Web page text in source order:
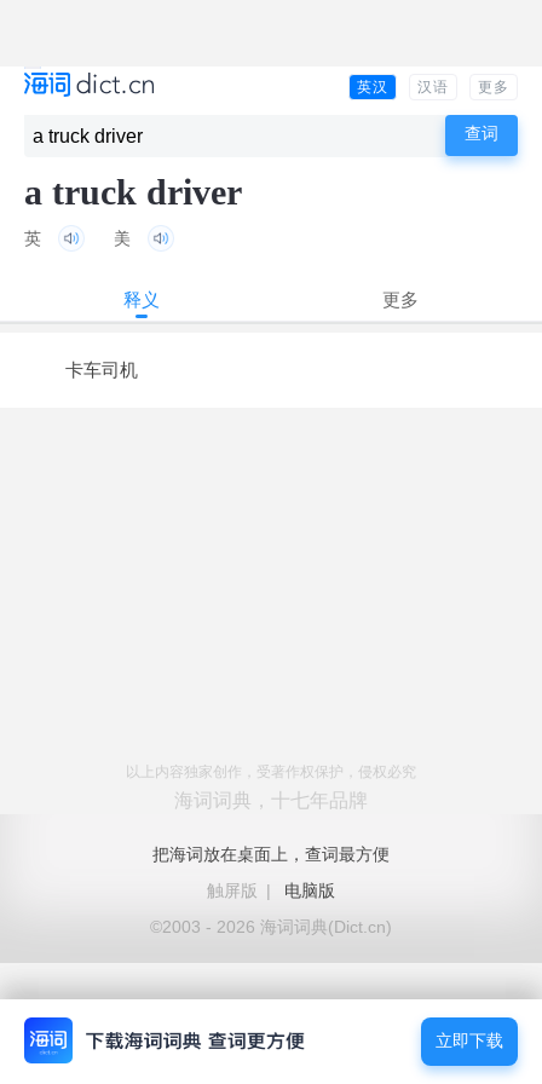
英汉 汉语 更多
a truck driver
英 美
释义 更多
卡车司机
以上内容独家创作，受著作权保护，侵权必究
海词词典，十七年品牌
把海词放在桌面上，查词最方便
触屏版
|
电脑版
©2003 - 2026 海词词典(Dict.cn)
立即下载
立即下载